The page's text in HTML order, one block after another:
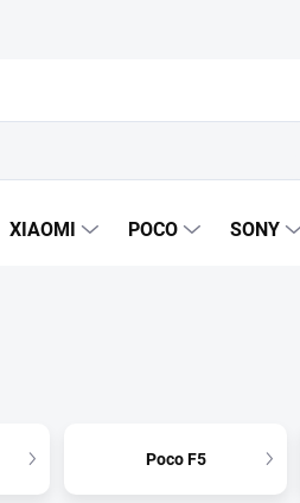
XIAOMI POCO SONY
Poco F5